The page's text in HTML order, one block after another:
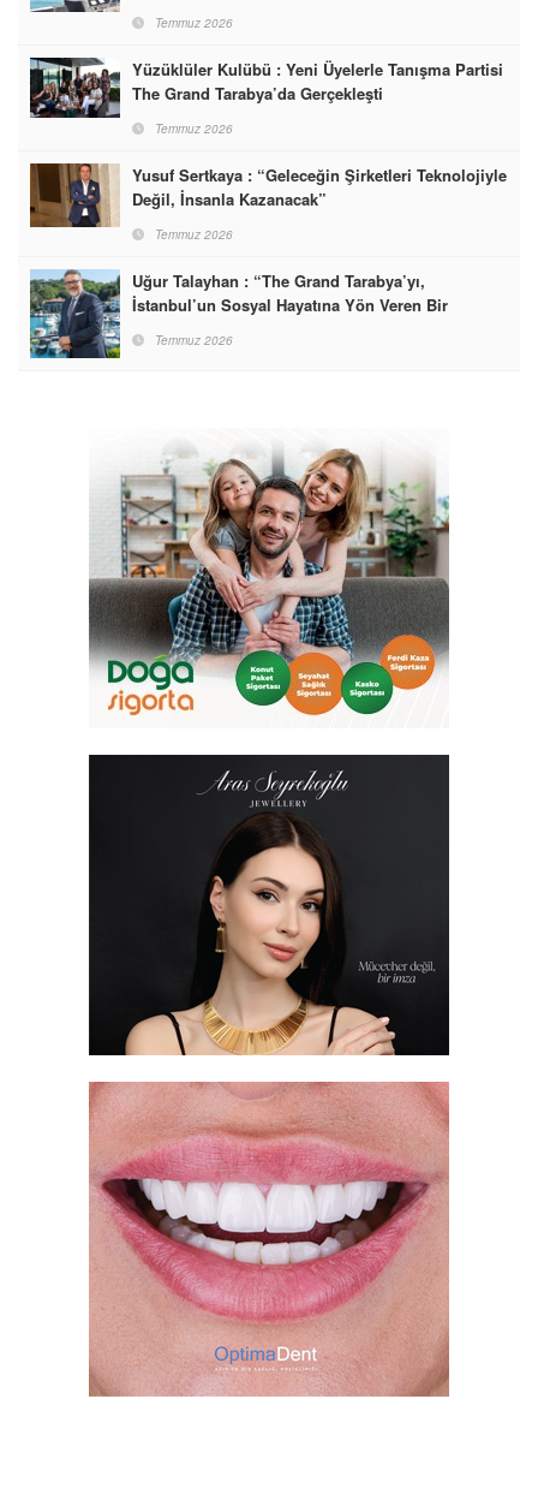
Temmuz 2026
Yüzüklüler Kulübü : Yeni Üyelerle Tanışma Partisi
The Grand Tarabya’da Gerçekleşti
Temmuz 2026
Yusuf Sertkaya : “Geleceğin Şirketleri Teknolojiyle
Değil, İnsanla Kazanacak”
Temmuz 2026
Uğur Talayhan : “The Grand Tarabya’yı,
İstanbul’un Sosyal Hayatına Yön Veren Bir
Temmuz 2026